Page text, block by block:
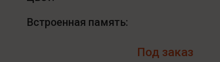
Встроенная память:
Под заказ